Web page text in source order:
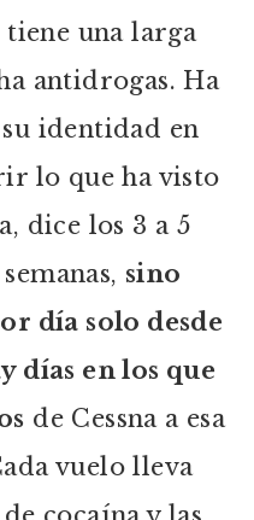
una larga
antidrogas. Ha
identidad en
lo que ha visto
dice los 3 a 5
sino
día solo desde
días en los que
de Cessna a esa
vuelo lleva